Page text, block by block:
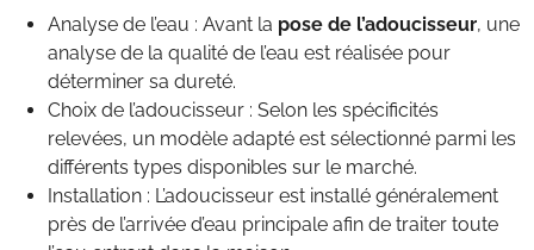
Analyse de l’eau : Avant la pose de l’adoucisseur, une
analyse de la qualité de l’eau est réalisée pour
déterminer sa dureté.
Choix de l’adoucisseur : Selon les spécificités
relevées, un modèle adapté est sélectionné parmi les
différents types disponibles sur le marché.
Installation : L’adoucisseur est installé généralement
près de l’arrivée d’eau principale afin de traiter toute